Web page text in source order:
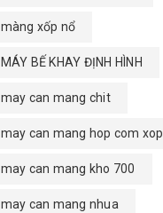
màng xốp nổ
MÁY BẾ KHAY ĐỊNH HÌNH
may can mang chit
may can mang hop com xop
may can mang kho 700
may can mang nhua